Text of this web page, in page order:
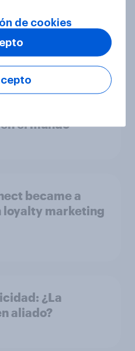
YouGov
el mundo
became a
marketing
¿La
aliado?
de cookies